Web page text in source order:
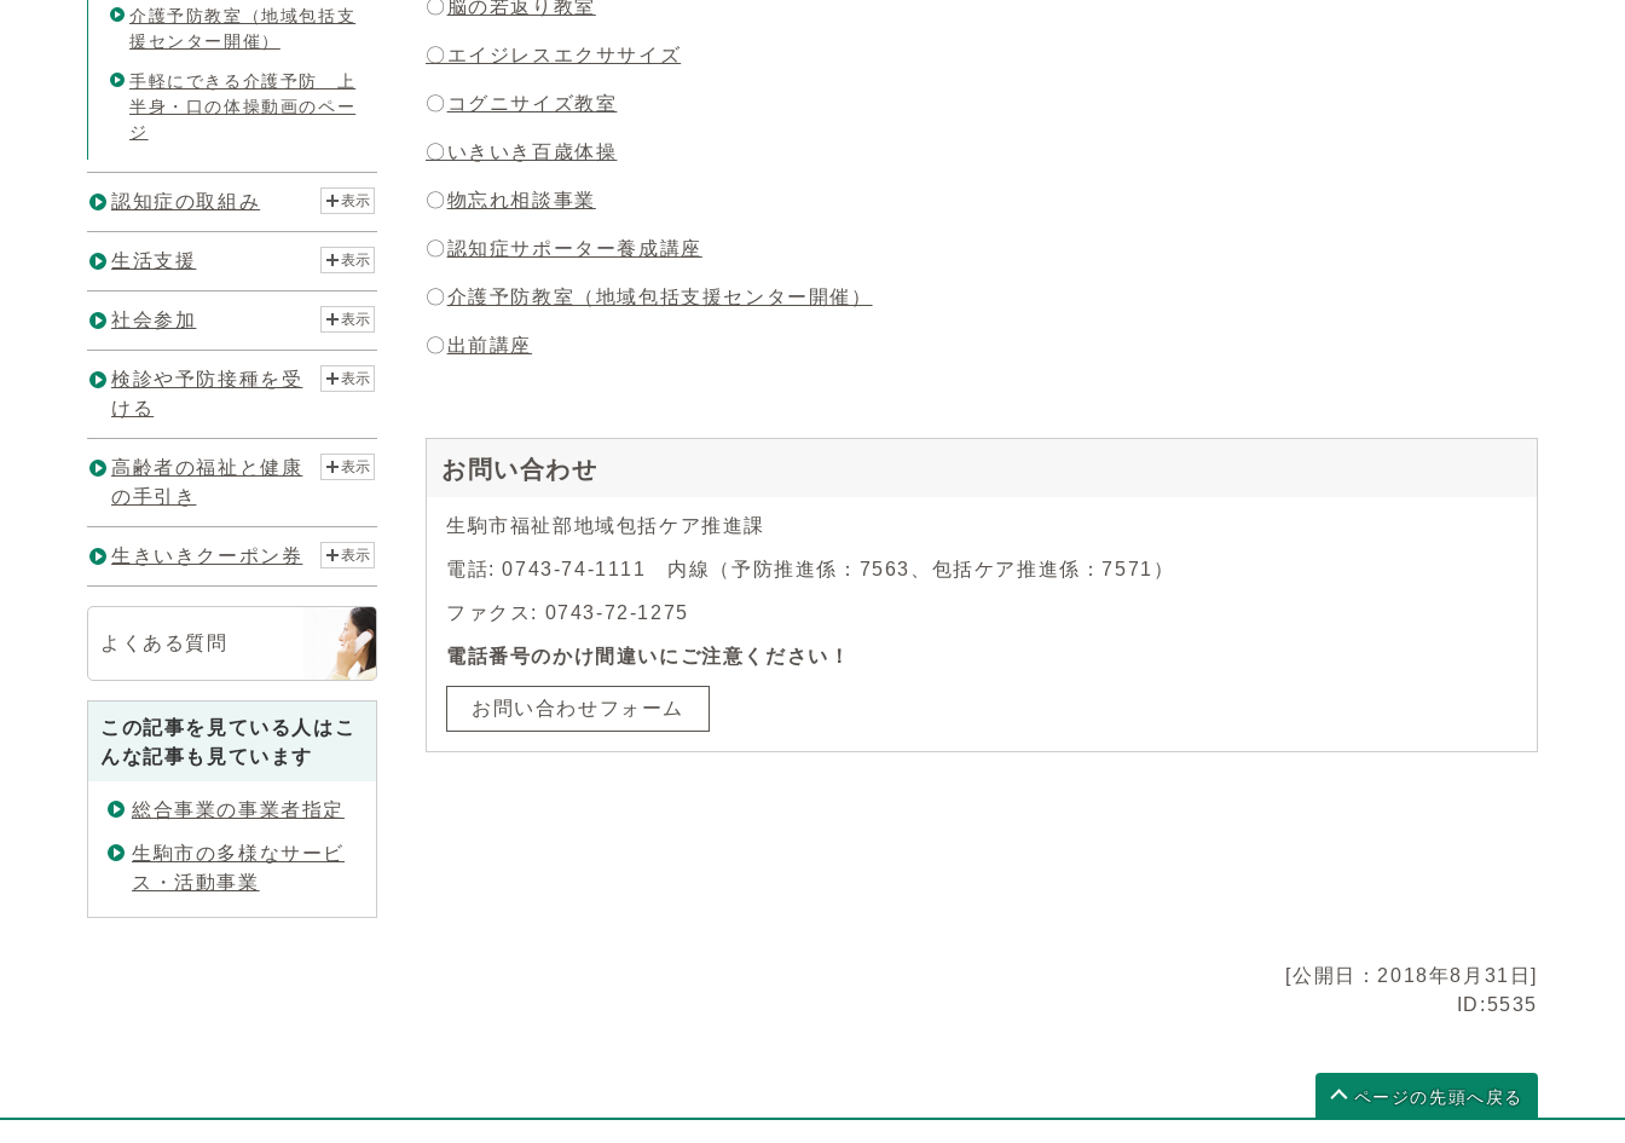
〇 脳の若返り教室
〇エイジレスエクササイズ
〇 コグニサイズ教室
〇いきいき百歳体操
〇物忘れ相談事業
〇認知症サポーター養成講座
〇介護予防教室（地域包括支援センター開催）
〇 出前講座
お問い合わせ
生駒市福祉部地域包括ケア推進課
電話: 0743-74-1111 内線（予防推進係：7563、包括ケア推進係：7571）
ファクス: 0743-72-1275
電話番号のかけ間違いにご注意ください！
お問い合わせフォーム
介護予防教室（地域包括支
援センター開催）
手軽にできる介護予防 上
半身・口の体操動画のペー
ジ
認知症の取組み 表示
生活支援 表示
社会参加 表示
検診や予防接種を受
ける
表示
高齢者の福祉と健康
の手引き
表示
生きいきクーポン券 表示
よくある質問
この記事を見ている人はこ
んな記事も見ています
総合事業の事業者指定
生駒市の多様なサービ
ス・活動事業
[公開日：2018年8月31日]
ID:5535
ページの先頭へ戻る